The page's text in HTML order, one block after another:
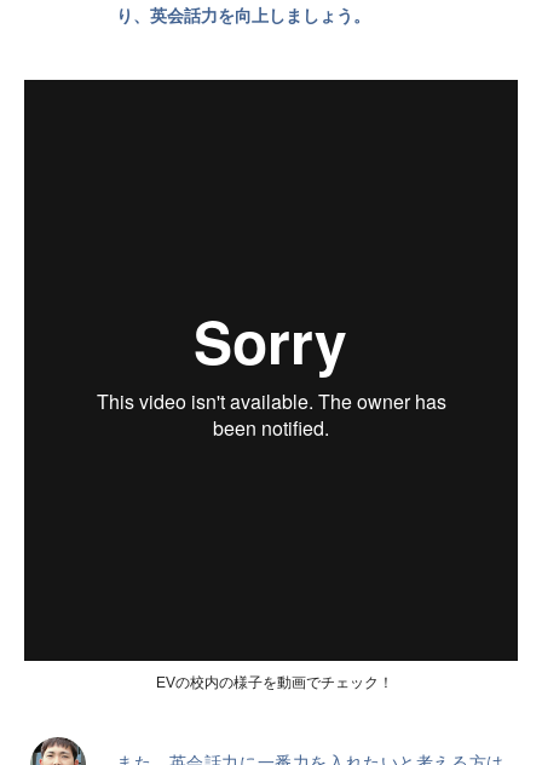
り、英会話力を向上しましょう。
EVの校内の様子を動画でチェック！